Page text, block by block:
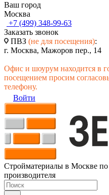
Ваш город
Москва
+7 (499) 348-99-63
Заказать звонок
ПВЗ (не для посещения):
г. Москва, Мажоров пер., 14
Офис и шоурум находится в
посещением просим
телефону.
Войти
Стройматериалы в Москве
производителя